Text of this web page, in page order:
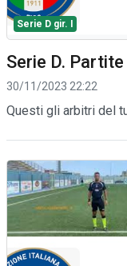
Serie D gir. I
Serie D.
30/11/2023 22:22
Questi gli arbitri del